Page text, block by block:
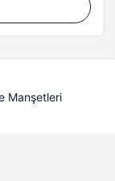
Manşetleri